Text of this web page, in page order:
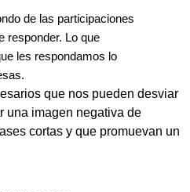
de las participaciones
responder. Lo que
les respondamos lo
que nos pueden desviar
una imagen negativa de
cortas y que promuevan un